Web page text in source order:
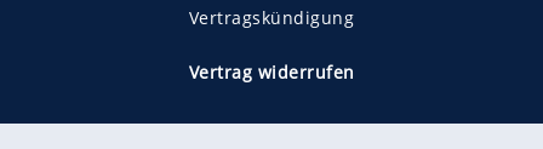
Vertragskündigung
Vertrag widerrufen